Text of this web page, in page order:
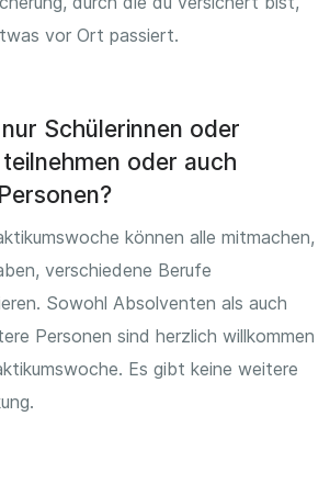
vor Ort passiert.
nur Schülerinnen oder
oder auch
können alle mitmachen,
verschiedene Berufe
Sowohl Absolventen als auch
Personen sind herzlich willkommen
Es gibt keine weitere